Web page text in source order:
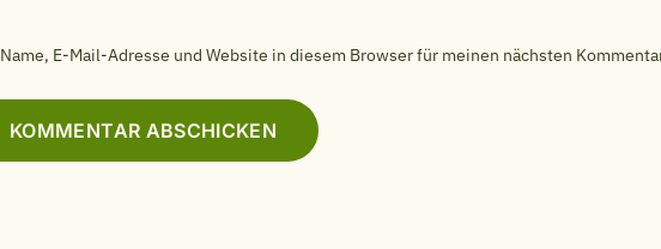
Name, E-Mail-Adresse und Website in diesem Browser für meinen nächsten